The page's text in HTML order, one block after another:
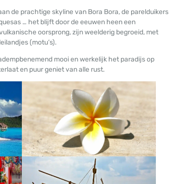
de prachtige skyline van Bora Bora, de parelduikers
… het blijft door de eeuwen heen een
oorsprong, zijn weelderig begroeid, met
(motu’s).
mooi en werkelijk het paradijs op
en puur geniet van alle rust.